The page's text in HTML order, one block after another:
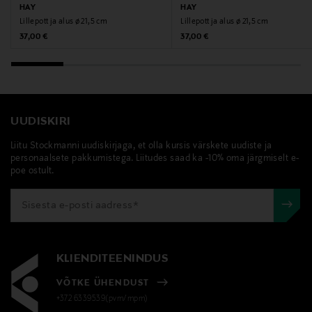
HAY
Lillepott ja alus ø 21,5 cm
Original Price
37,00 €
HAY
Lillepott ja alus ø 21,5 cm
Original Price
37,00 €
UUDISKIRI
Liitu Stockmanni uudiskirjaga, et olla kursis värskete uudiste ja
personaalsete pakkumistega. Liitudes saad ka -10% oma järgmiselt e-
poe ostult.
KLIENDITEENINDUS
VÕTKE ÜHENDUST
+372 6339539(pvm/mpm)